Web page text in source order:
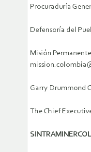
Procuraduría
Defensoría del
Misión
Garry Drummond
The Chief